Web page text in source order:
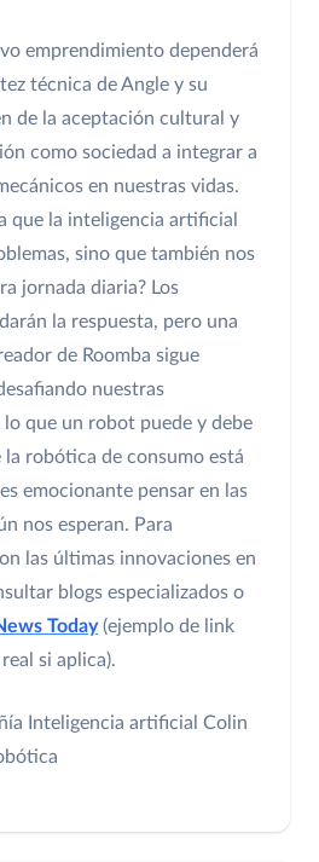
emprendimiento dependerá
técnica de Angle y su
de la aceptación cultural y
como sociedad a integrar a
en nuestras vidas.
que la inteligencia artificial
sino que también nos
jornada diaria? Los
la respuesta, pero una
de Roomba sigue
nuestras
que un robot puede y debe
la robótica de consumo está
emocionante pensar en las
nos esperan. Para
las últimas innovaciones en
blogs especializados o
Today(ejemplo de link
si aplica).
Inteligencia artificial Colin